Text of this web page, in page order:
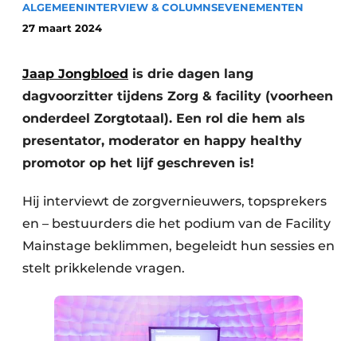
Podcasts
Privacy / Cookie statement
Vacatures
Video’s
Privéklinieken
ALGEMEENINTERVIEW & COLUMNSEVENEMENTEN
27 maart 2024
Jaap Jongbloed is drie dagen lang
dagvoorzitter tijdens Zorg & facility (voorheen
onderdeel Zorgtotaal). Een rol die hem als
presentator, moderator en happy healthy
promotor op het lijf geschreven is!
Hij interviewt de zorgvernieuwers, topsprekers
en – bestuurders die het podium van de Facility
Mainstage beklimmen, begeleidt hun sessies en
stelt prikkelende vragen.